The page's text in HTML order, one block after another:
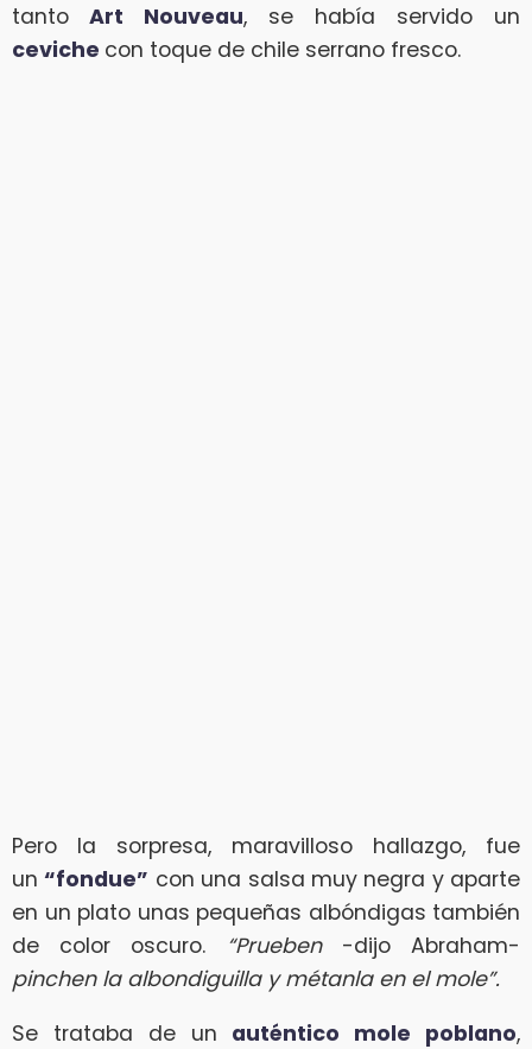
tanto Art Nouveau, se había servido un
ceviche con toque de chile serrano fresco.
Pero la sorpresa, maravilloso hallazgo, fue
un“fondue” con una salsa muy negra y aparte
en un plato unas pequeñas albóndigas también
de color oscuro. “Prueben -dijo Abraham-
pinchen la albondiguilla y métanla en el mole”.
Se trataba de un auténtico mole poblano,